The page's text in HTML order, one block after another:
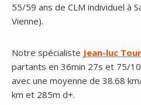
55/59 ans de CLM individuel à
Vienne).
Notre spécialiste Jean-luc
partants en 36min 27s et 75/
avec une moyenne de 38.68
km et 285m d+.